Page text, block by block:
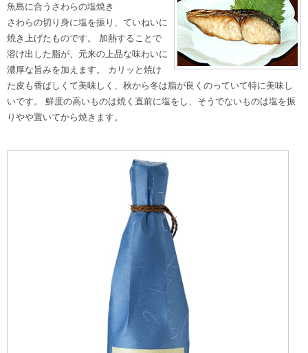
魚島に合うさわらの塩焼き
さわらの切り身に塩を振り、ていねいに
焼き上げたものです。 加熱することで
溶け出した脂が、元来の上品な味わいに
濃厚な旨みを加えます。 カリッと焼け
た皮も香ばしくて美味しく、秋から冬は脂が良くのっていて特に美味し
いです。 鮮度の高いものは焼く直前に塩をし、そうでないものは塩を振
りやや置いてから焼きます。